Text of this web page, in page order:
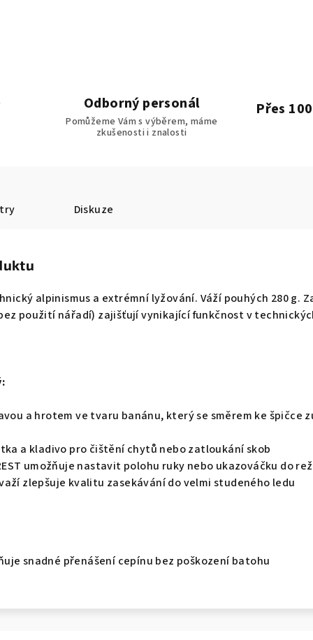
Odborný personál
Pomůžeme Vám s výběrem, máme
zkušenosti i znalosti
Přes
Diskuze
alpinismus a extrémní lyžování. Váží pouhých 280 g.
použití nářadí) zajišťují vynikající funkčnost v
a hrotem ve tvaru banánu, který se směrem ke špičce
a kladivo pro čištění chytů nebo zatloukání skob
umožňuje nastavit polohu ruky nebo ukazováčku do
zlepšuje kvalitu zasekávání do velmi studeného ledu
snadné přenášení cepínu bez poškození batohu